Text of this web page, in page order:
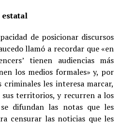
de posicionar discursos
llamó a recordar que «en
tienen audiencias más
los medios formales» y, por
criminales les interesa marcar,
territorios, y recurren a los
se difundan las notas que les
censurar las noticias que les